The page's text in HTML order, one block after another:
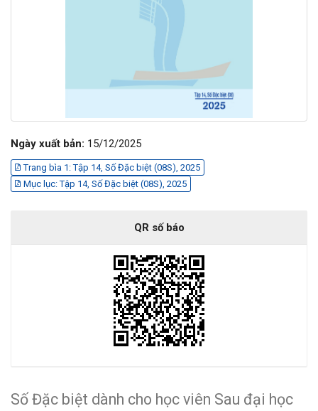
Ngày xuất bản: 15/12/2025
Trang bìa 1: Tập 14, Số Đặc biệt (08S), 2025
Mục lục: Tập 14, Số Đặc biệt (08S), 2025
QR số báo
Số Đặc biệt dành cho học viên Sau đại học